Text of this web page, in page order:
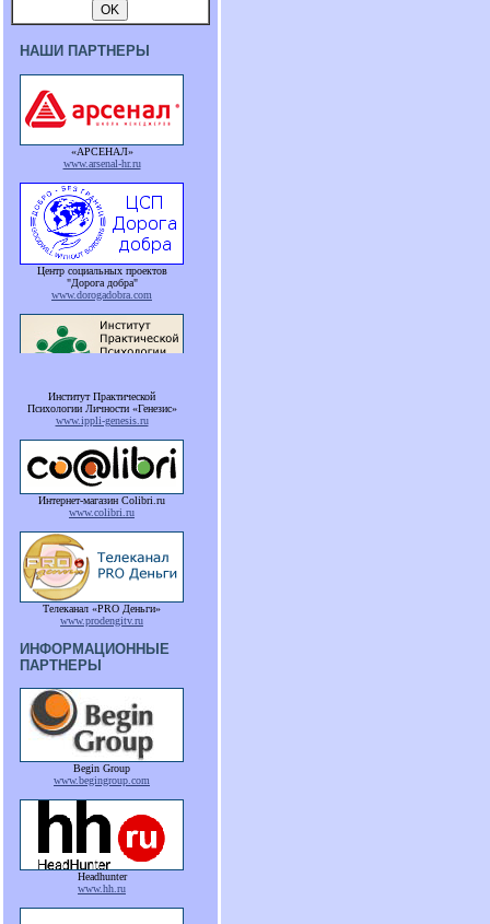
НАШИ ПАРТНЕРЫ
«АРСЕНАЛ»
www.arsenal-hr.ru
Центр социальных проектов
"Дорога добра"
www.dorogadobra.com
Институт Практической
Психологии Личности «Генезис»
www.ippli-genesis.ru
Интернет-магазин Colibri.ru
www.colibri.ru
Телеканал «PRO Деньги»
www.prodengitv.ru
ИНФОРМАЦИОННЫЕ
ПАРТНЕРЫ
Begin Group
www.begingroup.com
Headhunter
www.hh.ru